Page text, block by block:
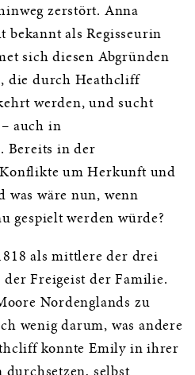
zerstört. Anna
bekannt als Regisseurin
sich diesen Abgründen
die durch Heathcliff
werden, und sucht
auch in
Bereits in der
um Herkunft und
was wäre nun, wenn
gespielt werden würde?
als mittlere der drei
der Freigeist der Familie.
Nordenglands zu
wenig darum, was andere
konnte Emily in ihrer